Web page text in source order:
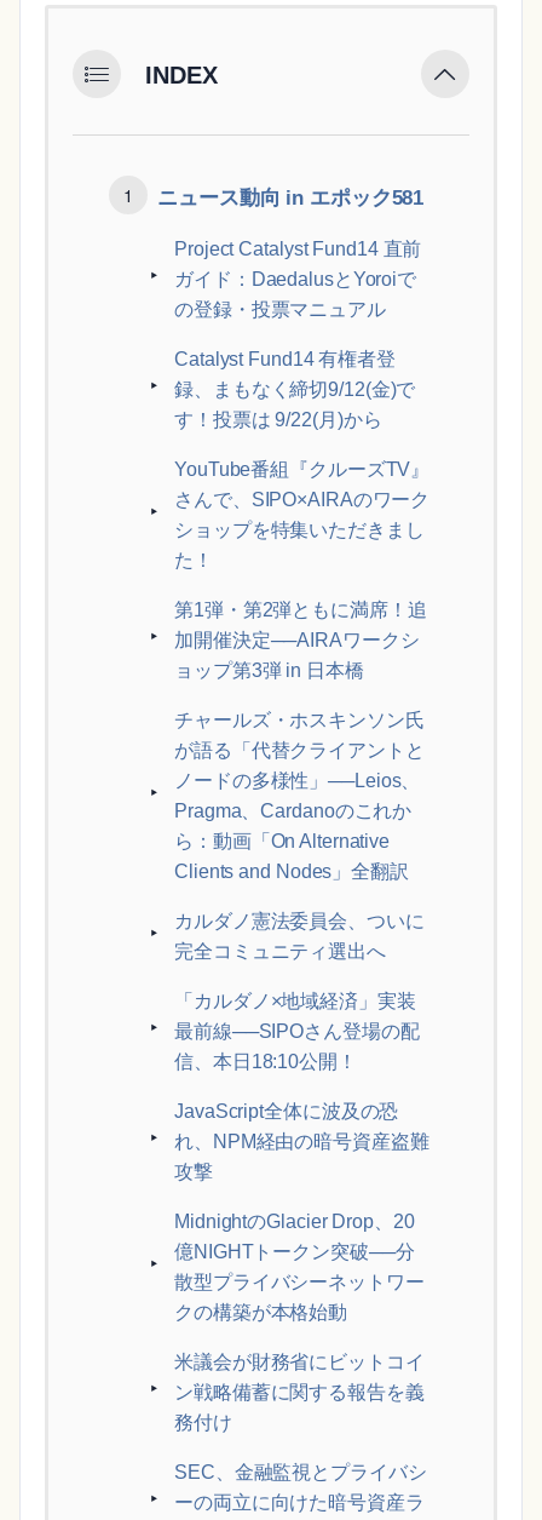
INDEX
ニュース動向 in エポック581
Project Catalyst Fund14 直前
ガイド：DaedalusとYoroiで
の登録・投票マニュアル
Catalyst Fund14 有権者登
録、まもなく締切9/12(金)で
す！投票は 9/22(月)から
YouTube番組『クルーズTV』
さんで、SIPO×AIRAのワーク
ショップを特集いただきまし
た！
第1弾・第2弾ともに満席！追
加開催決定──AIRAワークシ
ョップ第3弾 in 日本橋
チャールズ・ホスキンソン氏
が語る「代替クライアントと
ノードの多様性」──Leios、
Pragma、Cardanoのこれか
ら：動画「On Alternative
Clients and Nodes」全翻訳
カルダノ憲法委員会、ついに
完全コミュニティ選出へ
「カルダノ×地域経済」実装
最前線──SIPOさん登場の配
信、本日18:10公開！
JavaScript全体に波及の恐
れ、NPM経由の暗号資産盗難
攻撃
MidnightのGlacier Drop、20
億NIGHTトークン突破──分
散型プライバシーネットワー
クの構築が本格始動
米議会が財務省にビットコイ
ン戦略備蓄に関する報告を義
務付け
SEC、金融監視とプライバシ
ーの両立に向けた暗号資産ラ